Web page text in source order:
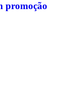
promoção